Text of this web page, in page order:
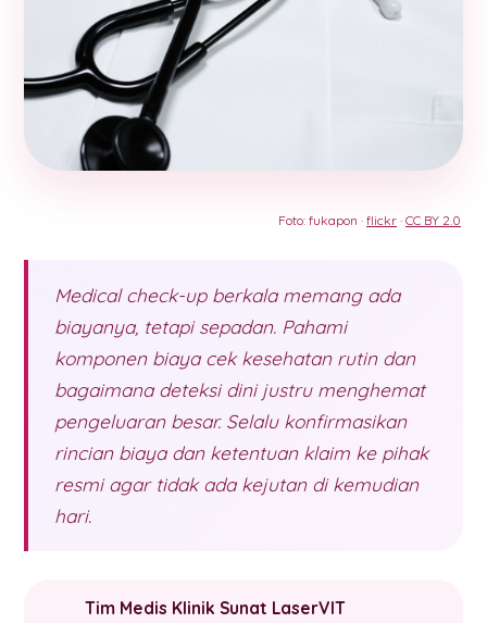
Foto: fukapon · flickr · CC BY 2.0
Medical check-up berkala memang ada
biayanya, tetapi sepadan. Pahami
komponen biaya cek kesehatan rutin dan
bagaimana deteksi dini justru menghemat
pengeluaran besar. Selalu konfirmasikan
rincian biaya dan ketentuan klaim ke pihak
resmi agar tidak ada kejutan di kemudian
hari.
Tim Medis Klinik Sunat LaserVIT